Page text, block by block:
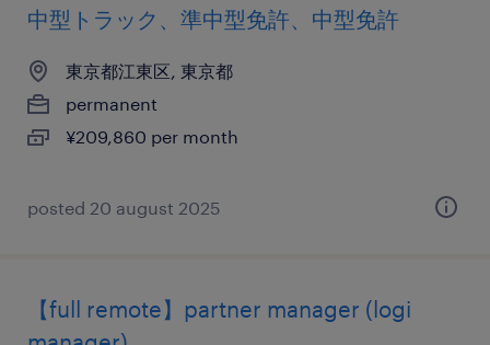
中型トラック、準中型免許、中型免許
東京都江東区, 東京都
permanent
¥209,860 per month
posted 20 august 2025
【full remote】partner manager (logi